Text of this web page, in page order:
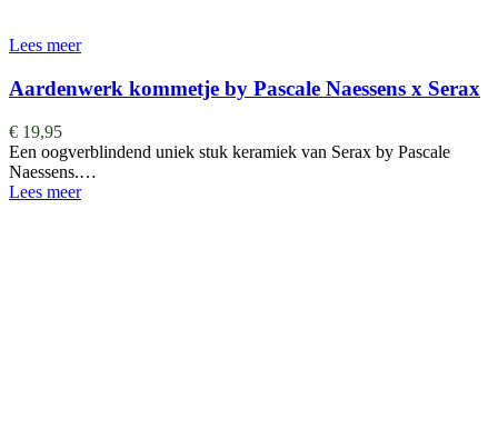
Lees meer
Aardenwerk kommetje by Pascale Naessens x Serax
€ 19,95
Een oogverblindend uniek stuk keramiek van Serax by Pascale
Naessens.…
Lees meer